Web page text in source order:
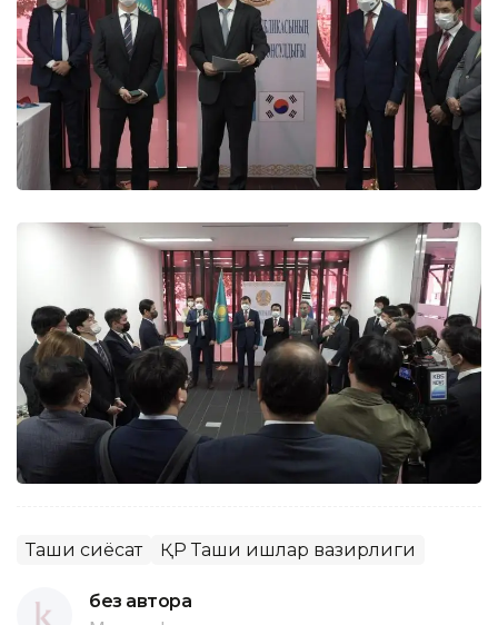
Ташқи сиёсат ҚР Ташқи ишлар вазирлиги
без автора